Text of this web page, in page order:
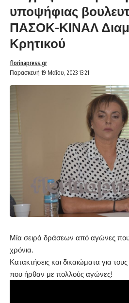
υποψήφιας
ΠΑΣΟΚ-ΚΙΝΑΛ
Κρητικού
Παρασκευή 19 Μαΐου, 2023 13:21
florinapress.gr
Μία σειρά δράσεων από αγώνες που
χρόνια.
Κατακτήσεις και δικαιώματα για
που ήρθαν με πολλούς αγώνες!